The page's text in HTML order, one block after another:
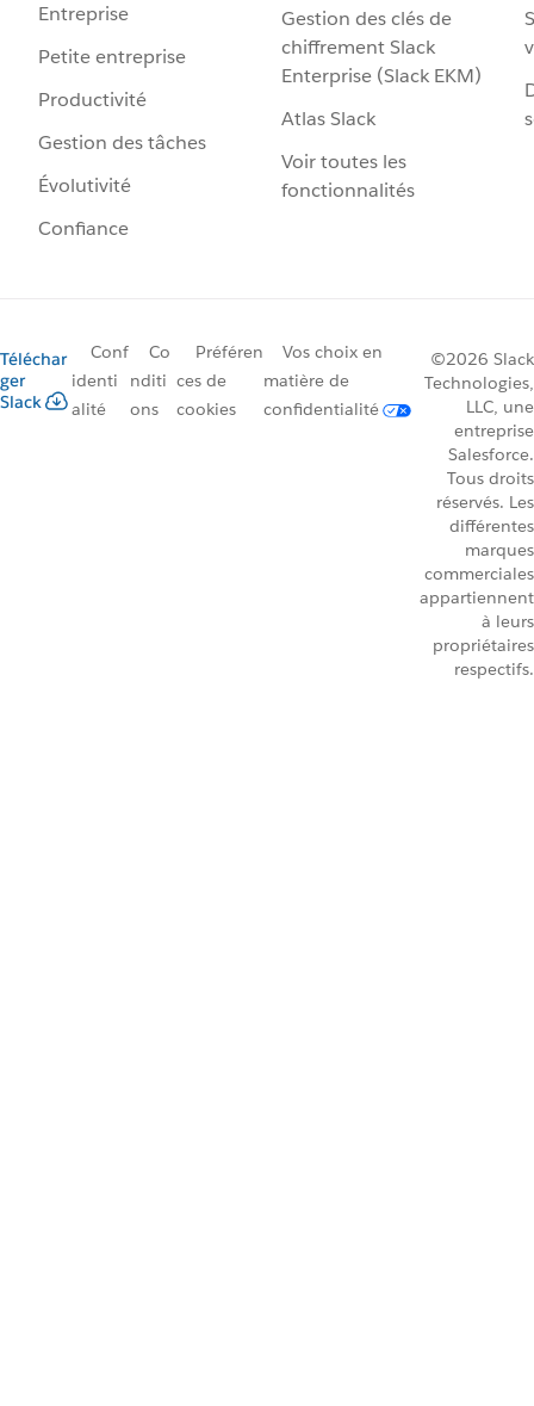
Entreprise
Petite entreprise
Productivité
Gestion des tâches
Évolutivité
Confiance
Gestion des clés de
chiffrement Slack
Enterprise (Slack EKM)
Atlas Slack
Voir toutes les
fonctionnalités
Téléchar
ger
Slack
Conf
identi
alité
Co
nditi
ons
Préféren
ces de
cookies
Vos choix en
matière de
confidentialité
©2026 Slack
Technologies,
LLC, une
entreprise
Salesforce.
Tous droits
réservés. Les
différentes
marques
commerciales
appartiennent
à leurs
propriétaires
respectifs.